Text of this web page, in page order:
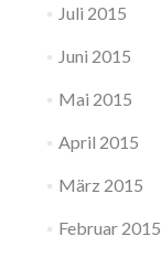
Juli 2015
Juni 2015
Mai 2015
April 2015
März 2015
Februar 2015